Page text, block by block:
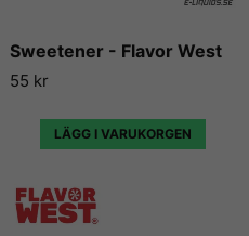
Sweetener - Flavor West
55 kr
LÄGG I VARUKORGEN